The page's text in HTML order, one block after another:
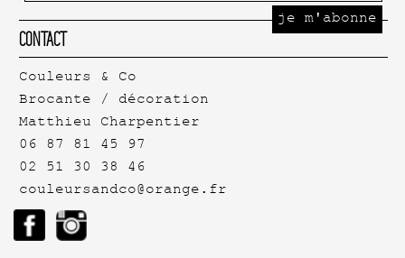
Contact
Couleurs & Co
Brocante / décoration
Matthieu Charpentier
06 87 81 45 97
02 51 30 38 46
couleursandco@orange.fr